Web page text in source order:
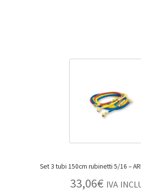
Set 3 tubi
33,06€ IVA